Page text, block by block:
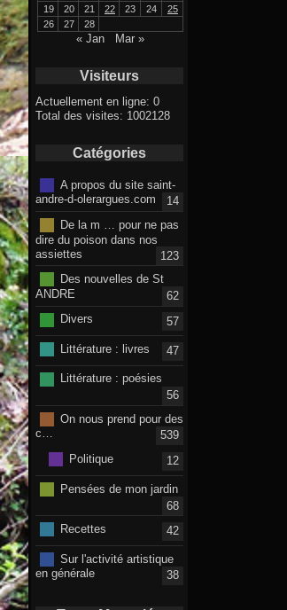
19
20 21 22 23 24
25
26
27 28
« Jan Mar »
Visiteurs
Actuellement en ligne: 0
Total des visites: 1002128
Catégories
A propos du site saint-
andre-d-olerargues.com
14
De la m … pour ne pas
dire du poison dans nos
assiettes
123
Des nouvelles de St
ANDRE
62
Divers
57
Littérature : livres 47
Littérature : poésies
56
On nous prend pour des
c…
539
Politique
12
Pensées de mon jardin
68
Recettes
42
Sur l'activité artistique
en générale
38